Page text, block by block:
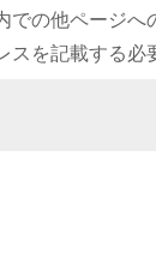
での他ページ
を記載する必